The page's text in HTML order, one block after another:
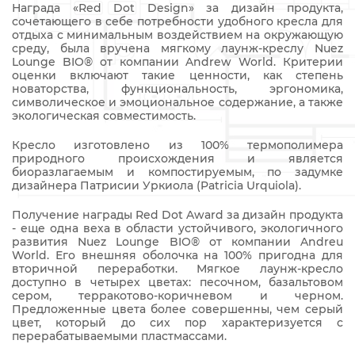
Награда «Red Dot Design» за дизайн продукта,
сочетающего в себе потребности удобного кресла для
отдыха с минимальным воздействием на окружающую
среду, была вручена мягкому лаунж-креслу Nuez
Lounge BIO® от компании Andrew World. Критерии
оценки включают такие ценности, как степень
новаторства, функциональность, эргономика,
символическое и эмоциональное содержание, а также
экологическая совместимость.
Кресло изготовлено из 100% термополимера
природного происхождения и является
биоразлагаемым и компостируемым, по задумке
дизайнера Патрисии Уркиола (Patricia Urquiola).
Получение награды Red Dot Award за дизайн продукта
- еще одна веха в области устойчивого, экологичного
развития Nuez Lounge BIO® от компании Andreu
World. Его внешняя оболочка на 100% пригодна для
вторичной переработки. Мягкое лаунж-кресло
доступно в четырех цветах: песочном, базальтовом
сером, терракотово-коричневом и черном.
Предложенные цвета более совершенны, чем серый
цвет, который до сих пор характеризуется с
перерабатываемыми пластмассами.